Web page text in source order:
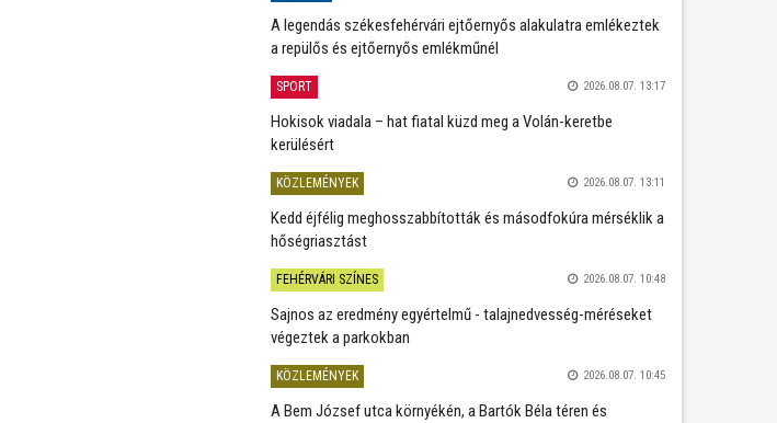
A legendás székesfehérvári ejtőernyős alakulatra emlékeztek
a repülős és ejtőernyős emlékműnél
SPORT 2026.08.07. 13:17
Hokisok viadala – hat fiatal küzd meg a Volán-keretbe
kerülésért
KÖZLEMÉNYEK 2026.08.07. 13:11
Kedd éjfélig meghosszabbították és másodfokúra mérséklik a
hőségriasztást
FEHÉRVÁRI SZÍNES 2026.08.07. 10:48
Sajnos az eredmény egyértelmű - talajnedvesség-méréseket
végeztek a parkokban
KÖZLEMÉNYEK 2026.08.07. 10:45
A Bem József utca környékén, a Bartók Béla téren és